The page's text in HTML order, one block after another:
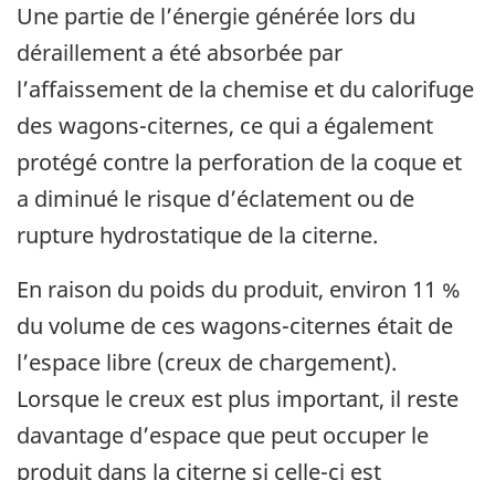
Une partie de l’énergie générée lors du
déraillement a été absorbée par
l’affaissement de la chemise et du calorifuge
des wagons-citernes, ce qui a également
protégé contre la perforation de la coque et
a diminué le risque d’éclatement ou de
rupture hydrostatique de la citerne.
En raison du poids du produit, environ 11 %
du volume de ces wagons-citernes était de
l’espace libre (creux de chargement).
Lorsque le creux est plus important, il reste
davantage d’espace que peut occuper le
produit dans la citerne si celle-ci est